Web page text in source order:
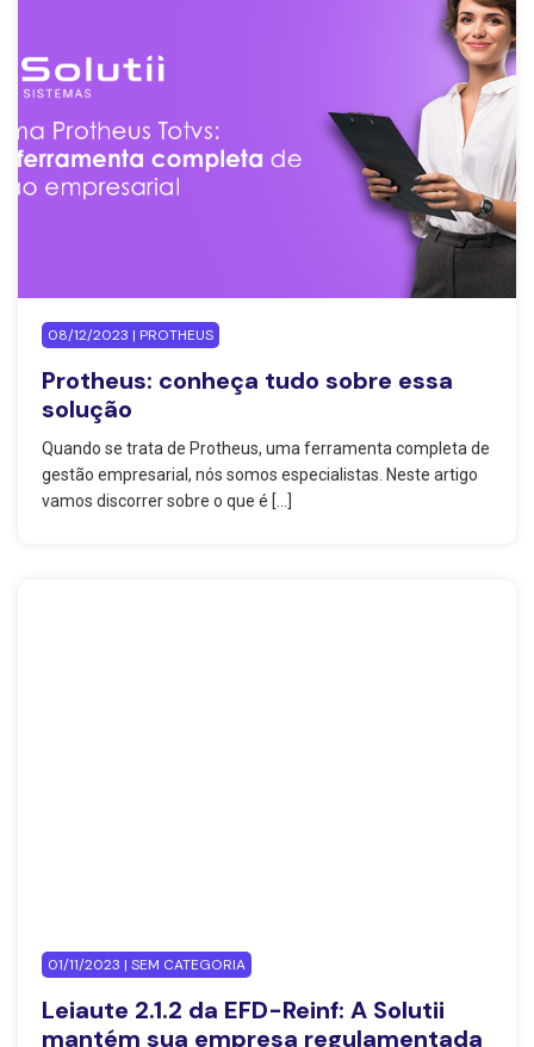
08/12/2023 | PROTHEUS
Protheus: conheça tudo sobre essa
solução
Quando se trata de Protheus, uma ferramenta completa de
gestão empresarial, nós somos especialistas. Neste artigo
vamos discorrer sobre o que é […]
01/11/2023 | SEM CATEGORIA
Leiaute 2.1.2 da EFD-Reinf: A Solutii
mantém sua empresa regulamentada